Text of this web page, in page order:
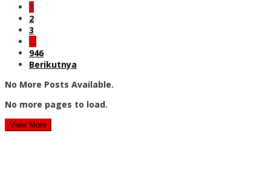
1
2
3
…
946
Berikutnya
No More Posts Available.
No more pages to load.
View More